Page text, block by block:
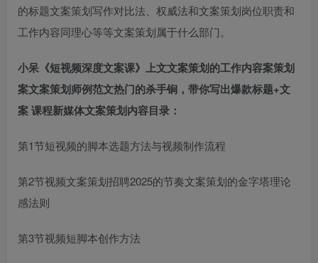
的标题文案策划写作对比法、权威法和文案策划岗位职责和
工作内容同理心等等文案策划属于什么部门。
小呆《短视频深度文案课》上文文案策划的工作内容案策划
案文案策划师例范文热门的杀手锏，带你写出爆款标题+文
案 课程新媒体文案策划内容目录：
第1节短视频的脚本选题方法与视频制作流程
第2节视频文案策划招聘2025的节奏文案策划的金字塔理论
感法则
第3节视频短脚本创作方法